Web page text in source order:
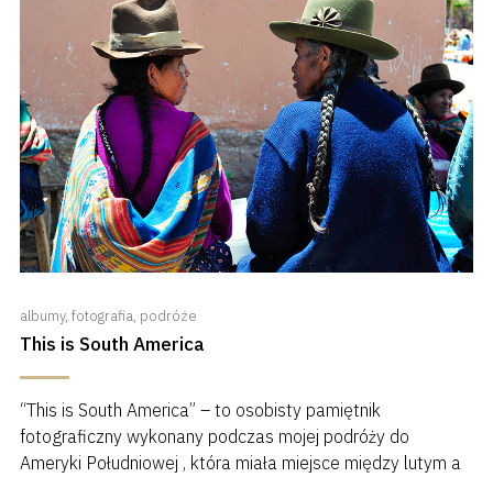
albumy, fotografia, podróże
This is South America
“This is South America” – to osobisty pamiętnik
fotograficzny wykonany podczas mojej podróży do
Ameryki Południowej , która miała miejsce między lutym a